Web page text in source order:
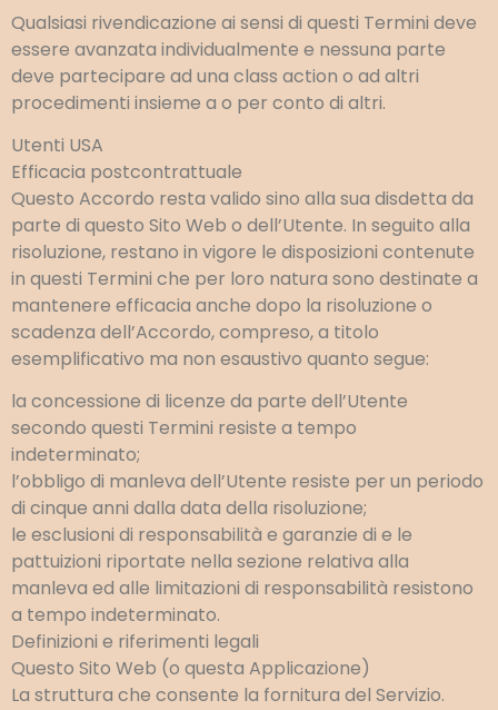
Qualsiasi rivendicazione ai sensi di questi Termini deve
essere avanzata individualmente e nessuna parte
deve partecipare ad una class action o ad altri
procedimenti insieme a o per conto di altri.
Utenti USA
Efficacia postcontrattuale
Questo Accordo resta valido sino alla sua disdetta da
parte di questo Sito Web o dell’Utente. In seguito alla
risoluzione, restano in vigore le disposizioni contenute
in questi Termini che per loro natura sono destinate a
mantenere efficacia anche dopo la risoluzione o
scadenza dell’Accordo, compreso, a titolo
esemplificativo ma non esaustivo quanto segue:
la concessione di licenze da parte dell’Utente
secondo questi Termini resiste a tempo
indeterminato;
l’obbligo di manleva dell’Utente resiste per un periodo
di cinque anni dalla data della risoluzione;
le esclusioni di responsabilità e garanzie di e le
pattuizioni riportate nella sezione relativa alla
manleva ed alle limitazioni di responsabilità resistono
a tempo indeterminato.
Definizioni e riferimenti legali
Questo Sito Web (o questa Applicazione)
La struttura che consente la fornitura del Servizio.